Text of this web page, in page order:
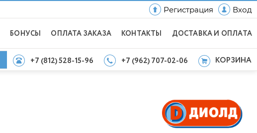
Регистрация Вход
БОНУСЫ ОПЛАТА ЗАКАЗА КОНТАКТЫ ДОСТАВКА И ОПЛАТА
+7 (812) 528-15-96 +7 (962) 707-02-06 КОРЗИНА